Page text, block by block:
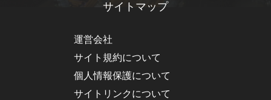
サイトマップ
運営会社
サイト規約について
個人情報保護について
サイトリンクについて